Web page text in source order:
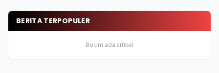
BERITA TERPOPULER
Belum ada artikel